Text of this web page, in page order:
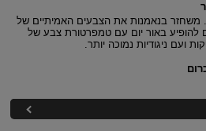
משחזר בנאמנות את הצבעים האמיתיים של
להופיע באור יום עם טמפרטורת צבע של